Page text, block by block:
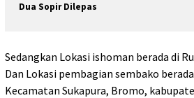
Dua Sopir Dilepas
Sedangkan Lokasi ishoman berada di
Dan Lokasi pembagian sembako
Kecamatan Sukapura, Bromo,